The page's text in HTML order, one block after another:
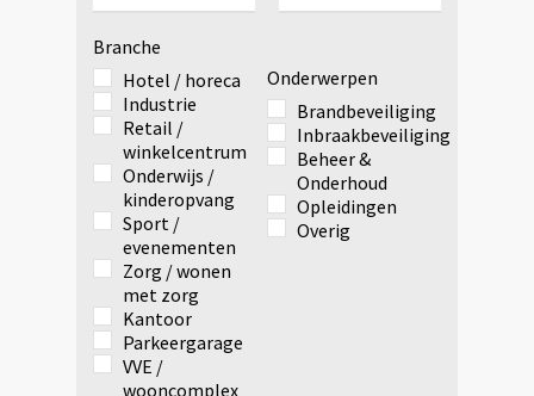
Branche
Hotel / horeca
Industrie
Retail /
winkelcentrum
Onderwijs /
kinderopvang
Sport /
evenementen
Zorg / wonen
met zorg
Kantoor
Parkeergarage
VVE /
wooncomplex
Onderwerpen
Brandbeveiliging
Inbraakbeveiliging
Beheer &
Onderhoud
Opleidingen
Overig